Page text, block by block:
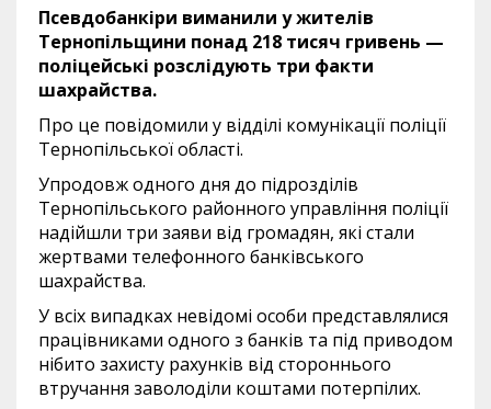
Псевдобанкіри виманили у жителів
Тернопільщини понад 218 тисяч гривень —
поліцейські розслідують три факти
шахрайства.
Про це повідомили у відділі комунікації поліції
Тернопільської області.
Упродовж одного дня до підрозділів
Тернопільського районного управління поліції
надійшли три заяви від громадян, які стали
жертвами телефонного банківського
шахрайства.
У всіх випадках невідомі особи представлялися
працівниками одного з банків та під приводом
нібито захисту рахунків від стороннього
втручання заволоділи коштами потерпілих.